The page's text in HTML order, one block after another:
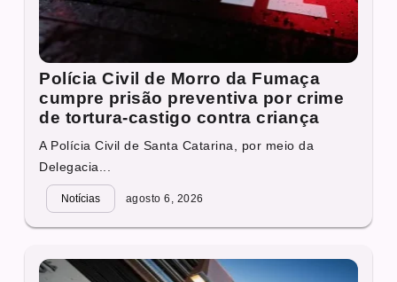
Polícia Civil de Morro da Fumaça
cumpre prisão preventiva por crime
de tortura-castigo contra criança
A Polícia Civil de Santa Catarina, por meio da
Delegacia...
Notícias agosto 6, 2026